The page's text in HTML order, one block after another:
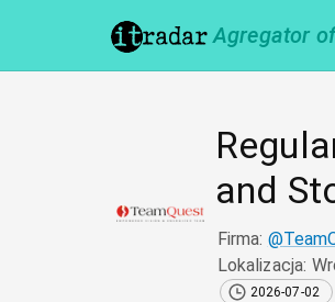
Agregator
and
Firma: @
Lokalizacja:
2026-07-02